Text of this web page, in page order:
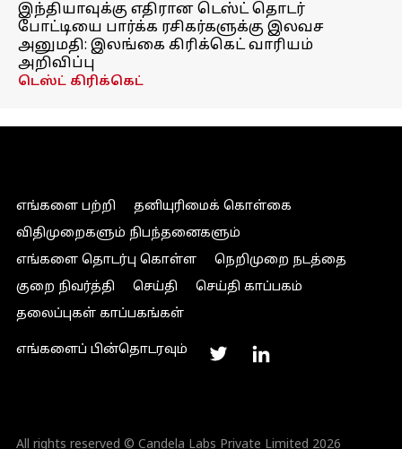
இந்தியாவுக்கு எதிரான டெஸ்ட் தொடர்
போட்டியை பார்க்க ரசிகர்களுக்கு இலவச
அனுமதி: இலங்கை கிரிக்கெட் வாரியம்
அறிவிப்பு
டெஸ்ட் கிரிக்கெட்
எங்களை பற்றி
தனியுரிமைக் கொள்கை
விதிமுறைகளும் நிபந்தனைகளும்
எங்களை தொடர்பு கொள்ள
நெறிமுறை நடத்தை
குறை நிவர்த்தி
செய்தி
செய்தி காப்பகம்
தலைப்புகள் காப்பகங்கள்
எங்களைப் பின்தொடரவும்
All rights reserved © Candela Labs Private Limited 2026